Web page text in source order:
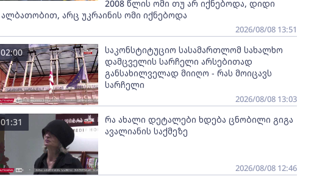
2008 წლის ომი თუ არ იქნებოდა, დიდი
ალბათობით, არც უკრაინის ომი იქნებოდა
2026/08/08 13:51
საკონსტიტუციო სასამართლომ სახალხო
დამცველის სარჩელი არსებითად
განსახილველად მიიღო - რას მოიცავს
სარჩელი
02:00
2026/08/08 13:03
რა ახალი დეტალები ხდება ცნობილი გიგა
ავალიანის საქმეზე
01:31
2026/08/08 12:46